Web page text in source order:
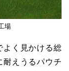
場
よく見かける総
耐えうるパウチ